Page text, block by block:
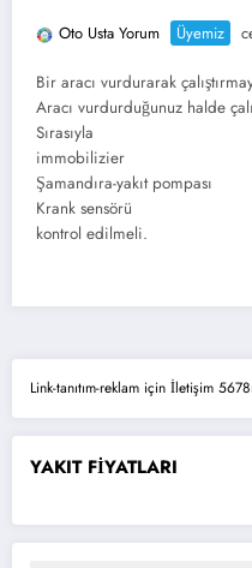
Oto Usta Yorum Üyemiz
Bir aracı vurdurarak
Aracı vurdurduğunuz halde
Sırasıyla
immobilizier
Şamandıra-yakıt pompası
Krank sensörü
kontrol edilmeli.
Link-tanıtım-reklam için İletişim
YAKIT FİYATLARI